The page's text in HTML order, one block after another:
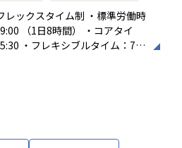
のライフスタイルを豊かにする
す。
触れることができる時代におい
る環境です。
て
ンバーが所属しています。
能力を備えた方に入っていただ
レックスタイム制 ・標準労働時
（1日8時間） ・コアタイ
・フレキシブルタイム：7:0